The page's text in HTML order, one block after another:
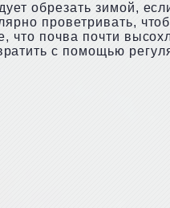
обрезать зимой,
проветривать,
что почва почти
с помощью